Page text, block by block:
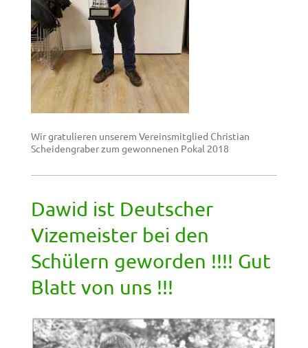
Wir gratulieren unserem Vereinsmitglied Christian
Scheidengraber zum gewonnenen Pokal 2018
Dawid ist Deutscher
Vizemeister bei den
Schülern geworden !!!! Gut
Blatt von uns !!!